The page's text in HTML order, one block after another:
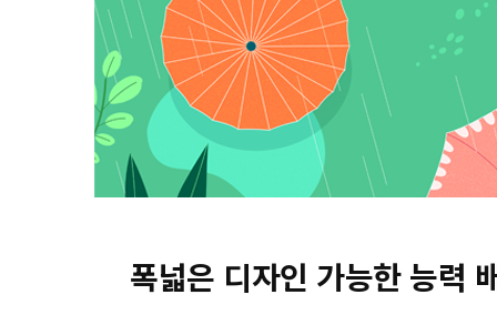
폭넓은 디자인 가능한 능력